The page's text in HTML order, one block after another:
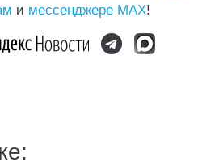
и мессенджере MAX!